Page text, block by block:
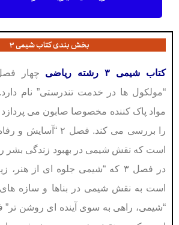
بخش بندی کتاب شیمی ۳
کتاب شیمی ۳ رشته ریاضی
“مولکول ها در خدمت تندرستی” نام
مواد پاک کننده مخصوصا صابون می پردازد
را بررسی می کند. فصل ۲
است که نقش شیمی در بهبود زندگی بشر
در فصل ۳ که “شیمی جلوه ای از هنر،
است به نقش شیمی در بناها و سازه
“شیمی، راهی به سوی آینده ای روشن